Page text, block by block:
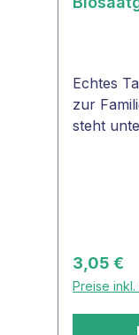
Echtes
zur
steht
ihr in
bittere
3,05 €
Preise